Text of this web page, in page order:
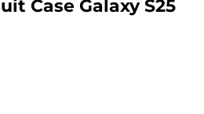
Case Galaxy S25